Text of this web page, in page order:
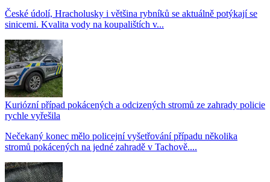
České údolí, Hracholusky i většina rybníků se aktuálně potýkají se
sinicemi. Kvalita vody na koupalištích v...
Kuriózní případ pokácených a odcizených stromů ze zahrady policie
rychle vyřešila
Nečekaný konec mělo policejní vyšetřování případu několika
stromů pokácených na jedné zahradě v Tachově....